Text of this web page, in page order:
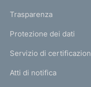
Trasparenza
Protezione dei dati
Servizio di
Atti di notifica